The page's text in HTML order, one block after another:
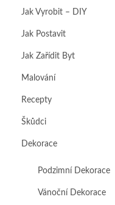
Jak Vyrobit – DIY
Jak Postavit
Jak Zařídit Byt
Malování
Recepty
Škůdci
Dekorace
Podzimní Dekorace
Vánoční Dekorace